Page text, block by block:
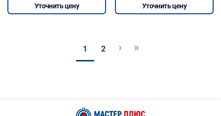
Уточнить цену Уточнить цену
1 2 › »